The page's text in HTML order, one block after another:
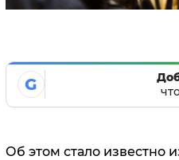
G
Об этом стало известно